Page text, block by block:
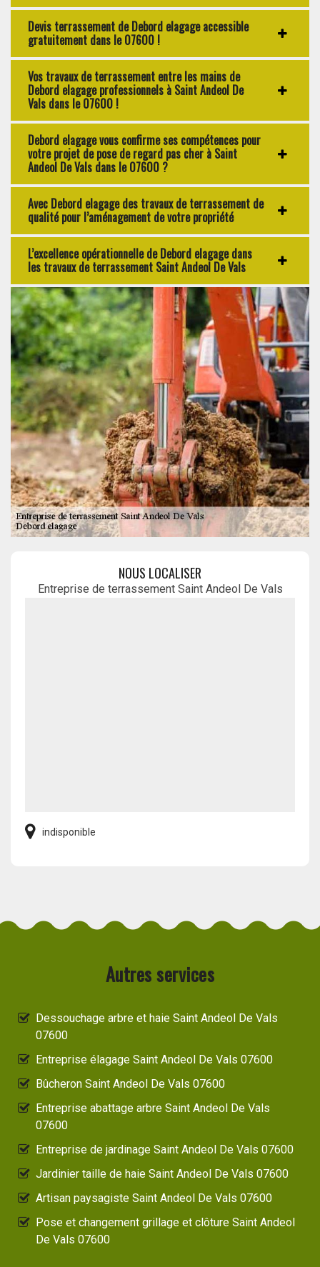
Devis terrassement de Debord elagage accessible
gratuitement dans le 07600 !
Vos travaux de terrassement entre les mains de
Debord elagage professionnels à Saint Andeol De
Vals dans le 07600 !
Debord elagage vous confirme ses compétences pour
votre projet de pose de regard pas cher à Saint
Andeol De Vals dans le 07600 ?
Avec Debord elagage des travaux de terrassement de
qualité pour l’aménagement de votre propriété
L’excellence opérationnelle de Debord elagage dans
les travaux de terrassement Saint Andeol De Vals
NOUS LOCALISER
Entreprise de terrassement Saint Andeol De Vals
indisponible
Autres services
Dessouchage arbre et haie Saint Andeol De Vals
07600
Entreprise élagage Saint Andeol De Vals 07600
Bûcheron Saint Andeol De Vals 07600
Entreprise abattage arbre Saint Andeol De Vals
07600
Entreprise de jardinage Saint Andeol De Vals 07600
Jardinier taille de haie Saint Andeol De Vals 07600
Artisan paysagiste Saint Andeol De Vals 07600
Pose et changement grillage et clôture Saint Andeol
De Vals 07600